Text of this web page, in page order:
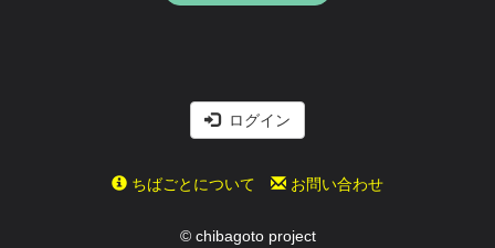
ログイン
ちばごとについて お問い合わせ
© chibagoto project